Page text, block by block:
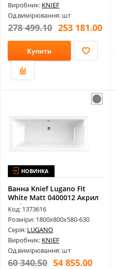
Виробник: KNIEF
Од.вимірювання: шт
278 499.10 253 181.00
Купити
НОВИНКА
Ванна Knief Lugano Fit
White Matt 0400012 Акрил
З Ні...
Код: 1373616
Розміри: 1800х800х580-630
Серія: LUGANO
Виробник: KNIEF
Од.вимірювання: шт
60 340.50 54 855.00